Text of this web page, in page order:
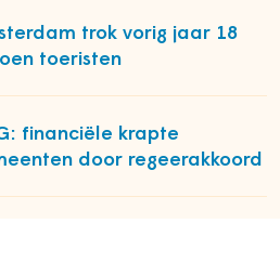
trok vorig jaar 18
toeristen
financiële krapte
door regeerakkoord